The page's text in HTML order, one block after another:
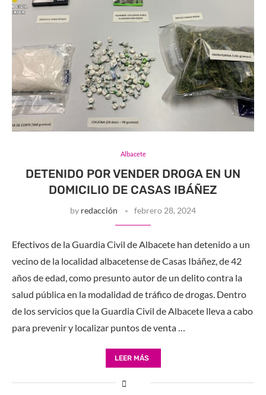
Albacete
DETENIDO POR VENDER DROGA EN UN
DOMICILIO DE CASAS IBÁÑEZ
by redacción febrero 28, 2024
Efectivos de la Guardia Civil de Albacete han detenido a un
vecino de la localidad albacetense de Casas Ibáñez, de 42
años de edad, como presunto autor de un delito contra la
salud pública en la modalidad de tráfico de drogas. Dentro
de los servicios que la Guardia Civil de Albacete lleva a cabo
para prevenir y localizar puntos de venta …
LEER MÁS